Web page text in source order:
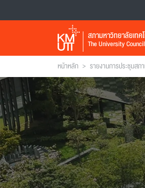
สภามหาวิทยาลัยเทค
The University
หน้าหลัก > รายงานการประชุมสภ